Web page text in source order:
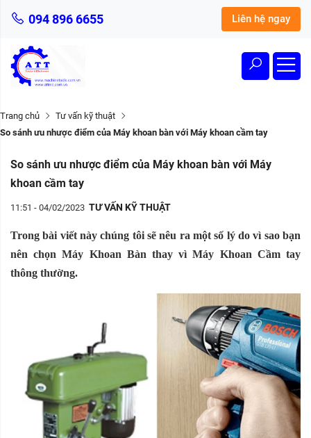
094 896 6655 Liên hệ ngay
Trang chủ
Tư vấn kỹ thuật
So sánh ưu nhược điểm của Máy khoan bàn với Máy khoan cầm tay
So sánh ưu nhược điểm của Máy khoan bàn với Máy
khoan cầm tay
11:51 - 04/02/2023 TƯ VẤN KỸ THUẬT
Trong bài viết này chúng tôi sẽ nêu ra một số lý do vì sao bạn
nên chọn Máy Khoan Bàn thay vì Máy Khoan Cầm tay
thông thường.